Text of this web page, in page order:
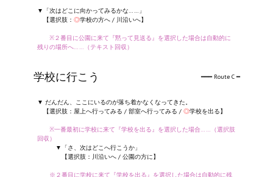
▼「次はどこに向かってみるかな……」
【選択肢： ◎学校の方へ / 川沿いへ】
※２番目に公園に来て『黙って見送る』を選択した場合は自動的に
残りの場所へ……（テキスト回収）
学校に行こう ━━━ Route C ━
▼ だんだん、ここにいるのが落ち着かなくなってきた。
【選択肢：屋上へ行ってみる / 部室へ行ってみる / ◎学校を出る】
※一番最初に学校に来て『学校を出る』を選択した場合……（選択肢
回収）
▼「さ、次はどこへ行こうか」
【選択肢：川沿いへ / 公園の方に】
※２番目に学校に来て『学校を出る』を選択した場合は自動的に残